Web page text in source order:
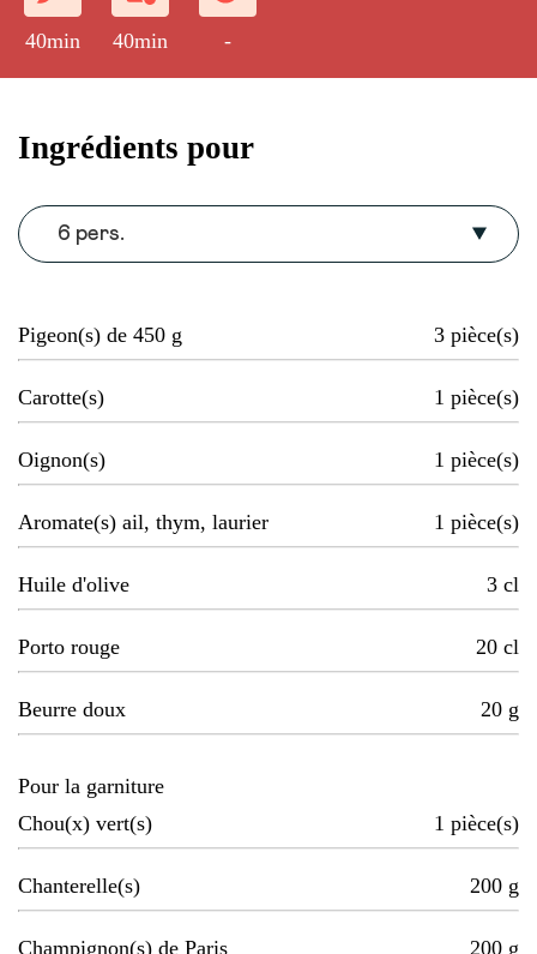
40min 40min -
Ingrédients pour
6 pers.
Pigeon(s) de 450 g 3 pièce(s)
Carotte(s) 1 pièce(s)
Oignon(s) 1 pièce(s)
Aromate(s) ail, thym, laurier 1 pièce(s)
Huile d'olive 3 cl
Porto rouge 20 cl
Beurre doux 20 g
Pour la garniture
Chou(x) vert(s)
1 pièce(s)
Chanterelle(s) 200 g
Champignon(s) de Paris 200 g